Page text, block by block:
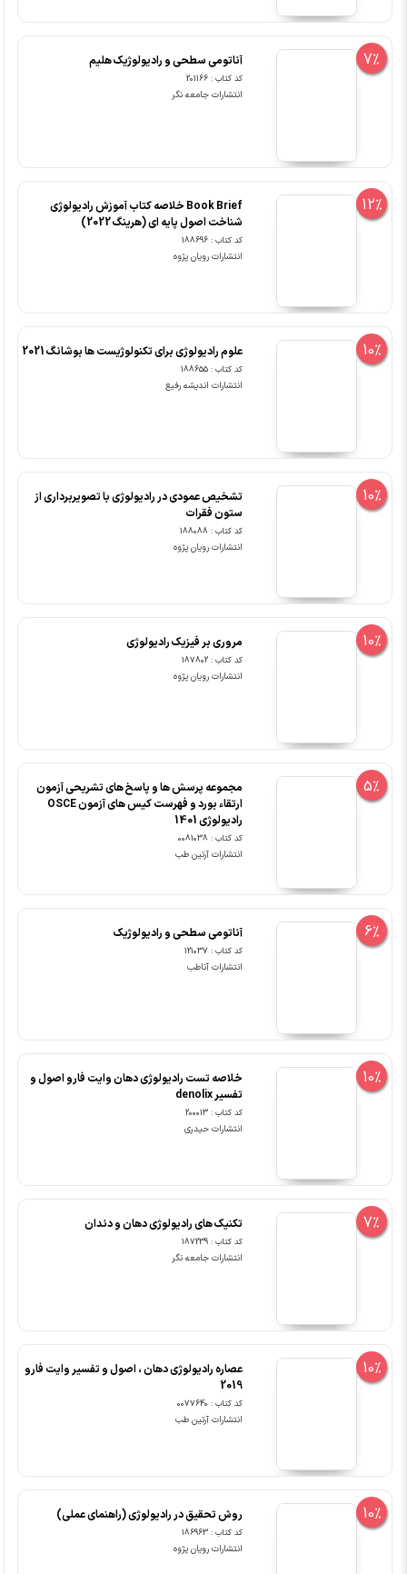
7% آناتومی سطحی و رادیولوژیک هلیم
کد کتاب : 201166
انتشارات جامعه نگر
12%
Book Brief خلاصه کتاب آموزش رادیولوژی
شناخت اصول پایه ای (هرینگ 2022)
کد کتاب : 188696
انتشارات رویان پژوه
10% علوم رادیولوژی برای تکنولوژیست ها بوشانگ 2021
کد کتاب : 188655
انتشارات اندیشه رفیع
10%
تشخیص عمودی در رادیولوژی با تصویربرداری از
ستون فقرات
کد کتاب : 188088
انتشارات رویان پژوه
10% مروری بر فیزیک رادیولوژی
کد کتاب : 187802
انتشارات رویان پژوه
5%
مجموعه پرسش ها و پاسخ های تشریحی آزمون
ارتقاء بورد و فهرست کیس های آزمون OSCE
رادیولوژی 1401
کد کتاب : 0081038
انتشارات آرتین طب
6% آناتومی سطحی و رادیولوژیک
کد کتاب : 121037
انتشارات آناطب
10%
خلاصه تست رادیولوژی دهان وایت فارو اصول و
تفسیر denolix
کد کتاب : 200013
انتشارات حیدری
7% تکنیک های رادیولوژی دهان و دندان
کد کتاب : 187239
انتشارات جامعه نگر
10%
عصاره رادیولوژی دهان ، اصول و تفسیر وایت فارو
2019
کد کتاب : 0077640
انتشارات آرتین طب
10% روش تحقیق در رادیولوژی (راهنمای عملی)
کد کتاب : 186963
انتشارات رویان پژوه